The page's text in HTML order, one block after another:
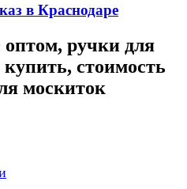
в Краснодаре
ручки для
стоимость
москиток